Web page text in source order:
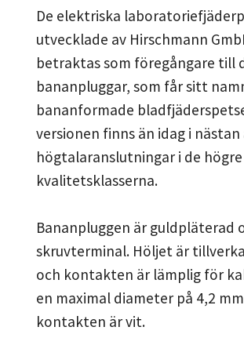
De elektriska
utvecklade av Hirschmann
betraktas som föregångare till
bananpluggar, som får sitt
bananformade
versionen finns än idag i
högtalaranslutningar i de högre
kvalitetsklasserna.
Bananpluggen är guldpläterad
skruvterminal. Höljet är
och kontakten är lämplig för
en maximal diameter på 4,2
kontakten